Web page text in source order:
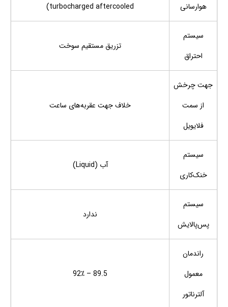
هوارسانی
turbocharged aftercooled)
سیستم
احتراق
تزریق مستقیم سوخت
جهت چرخش
از سمت
فلایویل
خلاف جهت عقربه‌های ساعت
سیستم
خنک‌کاری
آب (Liquid)
سیستم
پس‌پالایش
ندارد
راندمان
معمول
آلترناتور
89.5 – 92٪